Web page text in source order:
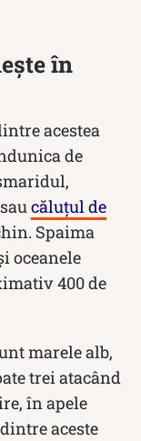
în
acestea
de
căluţul de
Spaima
oceanele
400 de
marele alb,
trei atacând
în apele
aceste